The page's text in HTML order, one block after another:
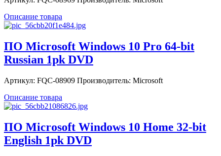
Описание товара
ПО Microsoft Windows 10 Pro 64-bit
Russian 1pk DVD
Артикул: FQC-08909 Производитель: Microsoft
Описание товара
ПО Microsoft Windows 10 Home 32-bit
English 1pk DVD